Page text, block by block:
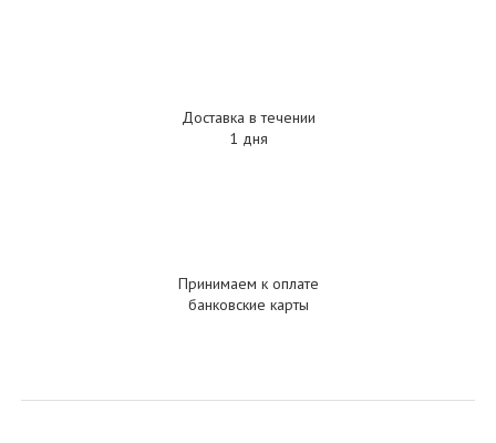
Доставка в течении
1 дня
Принимаем к оплате
банковские карты